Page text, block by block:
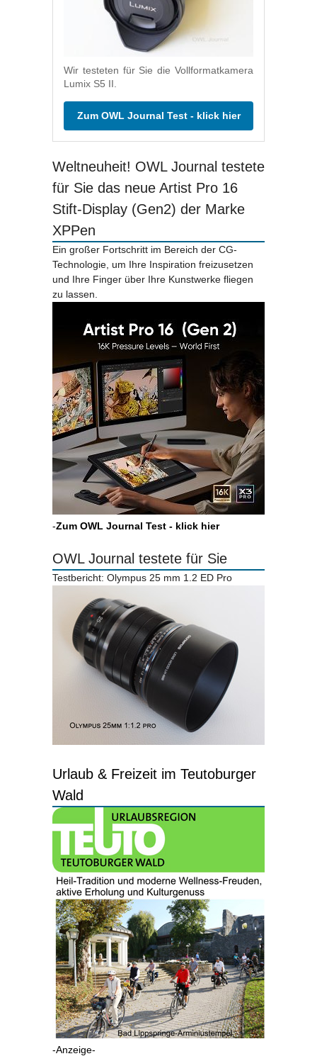
Wir testeten für Sie die Vollformatkamera
Lumix S5 II.
Zum OWL Journal Test - klick hier
Weltneuheit! OWL Journal testete
für Sie das neue Artist Pro 16
Stift-Display (Gen2) der Marke
XPPen
Ein großer Fortschritt im Bereich der CG-
Technologie, um Ihre Inspiration freizusetzen
und Ihre Finger über Ihre Kunstwerke fliegen
zu lassen.
-Zum OWL Journal Test - klick hier
OWL Journal testete für Sie
Testbericht: Olympus 25 mm 1.2 ED Pro
Urlaub & Freizeit im Teutoburger
Wald
-Anzeige-